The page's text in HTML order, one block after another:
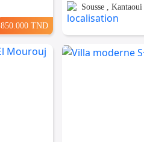
850.000 TND
Sousse , Kantaoui